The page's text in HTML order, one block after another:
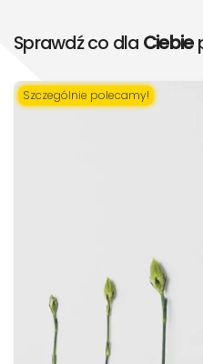
Sprawdź co dla Ciebie